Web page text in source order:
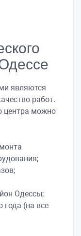
являются
работ.
центра можно
Одессы;
года (на все